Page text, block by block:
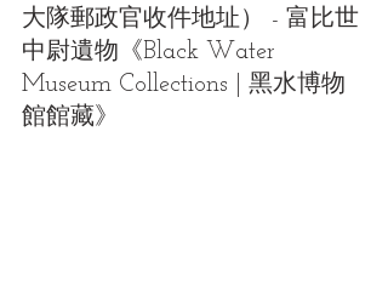
大隊郵政官收件地址） - 富比世
中尉遺物
《Black Water
Museum Collections | 黑水博物
館館藏》